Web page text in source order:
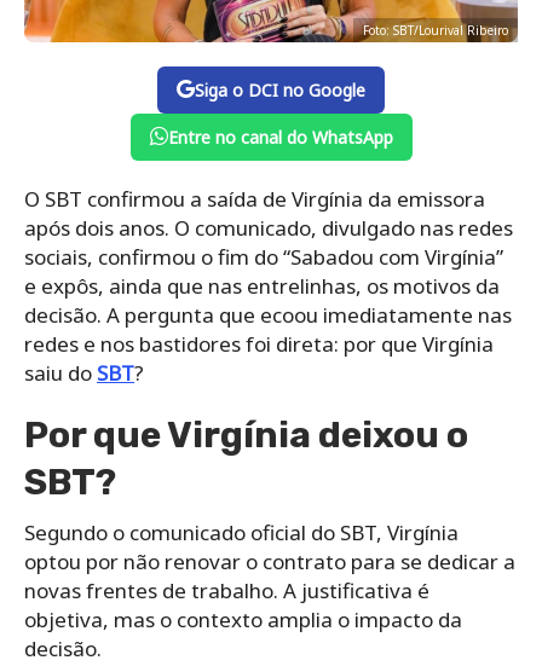
Foto: SBT/Lourival Ribeiro
Siga o DCI no Google
Entre no canal do WhatsApp
O SBT confirmou a saída de Virgínia da emissora
após dois anos. O comunicado, divulgado nas redes
sociais, confirmou o fim do “Sabadou com Virgínia”
e expôs, ainda que nas entrelinhas, os motivos da
decisão. A pergunta que ecoou imediatamente nas
redes e nos bastidores foi direta: por que Virgínia
saiu do SBT?
Por que Virgínia deixou o
SBT?
Segundo o comunicado oficial do SBT, Virgínia
optou por não renovar o contrato para se dedicar a
novas frentes de trabalho. A justificativa é
objetiva, mas o contexto amplia o impacto da
decisão.